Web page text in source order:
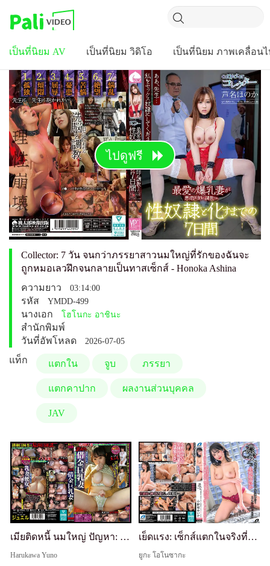
เป็นที่นิยม AV เป็นที่นิยม วิดิโอ เป็นที่นิยม ภาพเคลื่อน
ไปดูฟรี
Collector: 7 วัน จนกว่าภรรยาสาวนมใหญ่ที่รักของฉันจะ
ถูกหมอเลวฝึกจนกลายเป็นทาสเซ็กส์ - Honoka Ashina
ความยาว
03:14:00
รหัส YMDD-499
นางเอก โฮโนกะ อาชินะ
สำนักพิมพ์
วันที่อัพโหลด
2026-07-05
แท็ก แตกใน จูบ ภรรยา
แตกคาปาก ผลงานส่วนบุคคล
JAV
เมียติดหนี้ นมใหญ่ ปัญหา: ริโกะ ฟูจิซากิ
Harukawa Yuno
เย็ดแรง: เซ็กส์แตกในจริงที่ขับเคลื่อนด้วยสัญชาตญาณ เราต่างแสวงหากันอย่างจริงจัง - ยูอิกะ โอโนซากะ
ยูกะ โอโนซากะ